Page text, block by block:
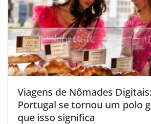
Viagens de Nômades
Portugal se tornou um polo
que isso significa